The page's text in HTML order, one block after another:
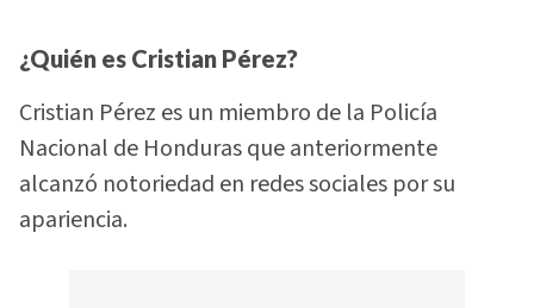
¿Quién es Cristian Pérez?
Cristian Pérez es un miembro de la Policía
Nacional de Honduras que anteriormente
alcanzó notoriedad en redes sociales por su
apariencia.